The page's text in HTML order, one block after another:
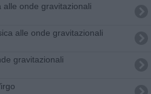
alle onde gravitazionali
alle onde gravitazionali
gravitazionali